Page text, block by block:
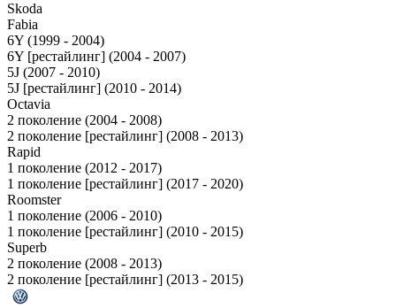
Skoda
Fabia
6Y (1999 - 2004)
6Y [рестайлинг] (2004 - 2007)
5J (2007 - 2010)
5J [рестайлинг] (2010 - 2014)
Octavia
2 поколение (2004 - 2008)
2 поколение [рестайлинг] (2008 - 2013)
Rapid
1 поколение (2012 - 2017)
1 поколение [рестайлинг] (2017 - 2020)
Roomster
1 поколение (2006 - 2010)
1 поколение [рестайлинг] (2010 - 2015)
Superb
2 поколение (2008 - 2013)
2 поколение [рестайлинг] (2013 - 2015)